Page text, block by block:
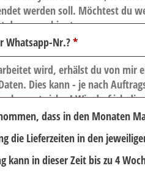
Whatsapp-Nr.?*
dass in den Monaten
die Lieferzeiten in den
kann in dieser Zeit bis zu 4